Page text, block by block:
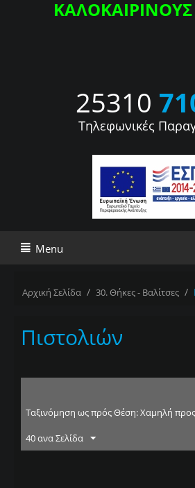
25310
Τηλεφωνικές
Menu
Αρχική Σελίδα / 30. Θήκες - Βαλίτσες /
Πιστολιών
Ταξινόμηση ως πρός Θέση: Χαμηλή
40 ανα Σελίδα